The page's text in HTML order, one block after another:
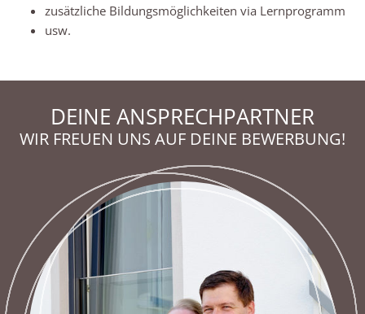
zusätzliche Bildungsmöglichkeiten via Lernprogramm
usw.
DEINE ANSPRECHPARTNER
WIR FREUEN UNS AUF DEINE BEWERBUNG!